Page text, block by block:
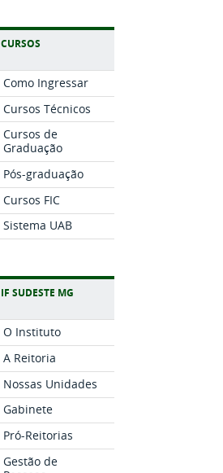
CURSOS
Como Ingressar
Cursos Técnicos
Cursos de
Graduação
Pós-graduação
Cursos FIC
Sistema UAB
IF SUDESTE MG
O Instituto
A Reitoria
Nossas Unidades
Gabinete
Pró-Reitorias
Gestão de